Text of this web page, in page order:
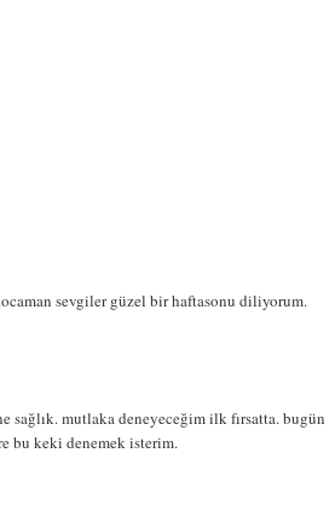
sevgiler güzel bir haftasonu diliyorum.
sağlık. mutlaka deneyeceğim ilk fırsatta. bugün
bu keki denemek isterim.